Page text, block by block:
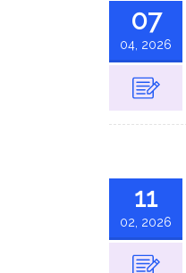
07
04, 2026
11
02, 2026